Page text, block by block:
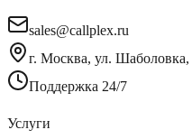
sales@callplex.ru
г. Москва, ул.
Поддержка 24/7
Услуги